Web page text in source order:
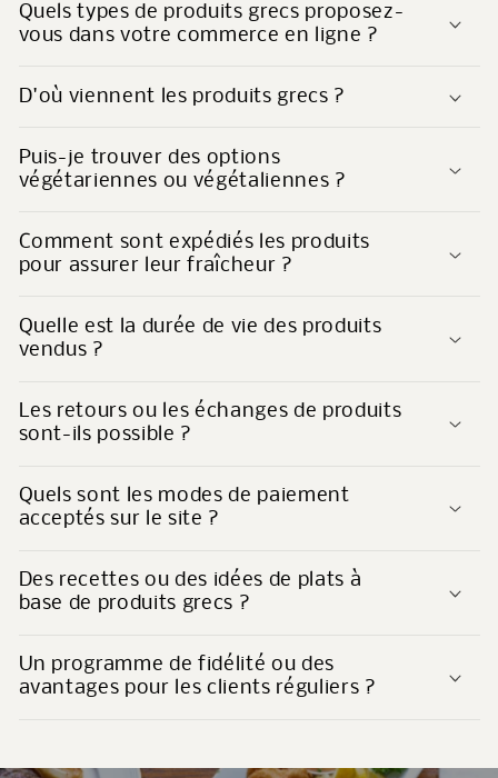
Quels types de produits grecs proposez-
vous dans votre commerce en ligne ?
D'où viennent les produits grecs ?
Puis-je trouver des options
végétariennes ou végétaliennes ?
Comment sont expédiés les produits
pour assurer leur fraîcheur ?
Quelle est la durée de vie des produits
vendus ?
Les retours ou les échanges de produits
sont-ils possible ?
Quels sont les modes de paiement
acceptés sur le site ?
Des recettes ou des idées de plats à
base de produits grecs ?
Un programme de fidélité ou des
avantages pour les clients réguliers ?